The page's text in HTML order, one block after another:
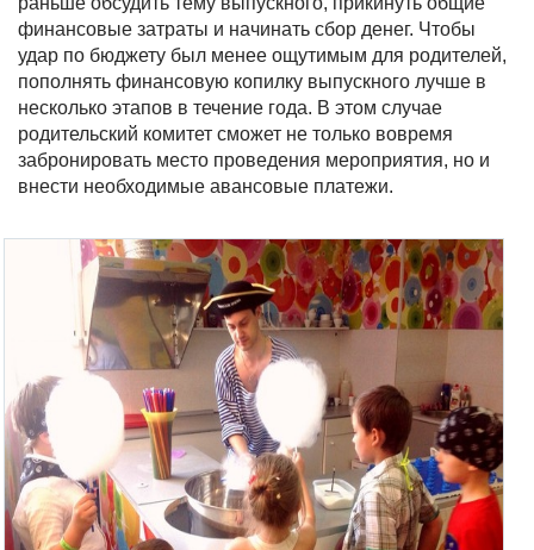
финансовые затраты и начинать сбор денег. Чтобы
удар по бюджету был менее ощутимым для родителей,
пополнять финансовую копилку выпускного лучше в
несколько этапов в течение года. В этом случае
родительский комитет сможет не только вовремя
забронировать место проведения мероприятия, но и
внести необходимые авансовые платежи.